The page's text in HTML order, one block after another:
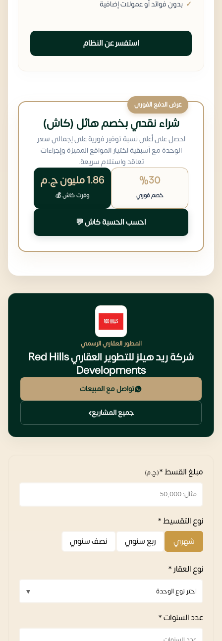
بدون فوائد أو عمولات إضافية
استفسر عن النظام
عرض الدفع الفوري
شراء نقدي بخصم هائل (كاش)
احصل على أعلى نسبة توفير فورية على إجمالي سعر
الوحدة مع أسبقية اختيار المواقع المميزة وإجراءات
تعاقد واستلام سريعة.
%30
خصم فوري
1.86 مليون ج.م
وفرت كاش 💰
احسب الحسبة كاش 💬
المطور العقاري الرسمي
شركة ريد هيلز للتطوير العقاري Red Hills
Developments
تواصل مع المبيعات
جميع المشاريع
مبلغ القسط *(ج.م)
نوع التقسيط *
شهري
ربع سنوي نصف سنوي
نوع العقار *
عدد السنوات *